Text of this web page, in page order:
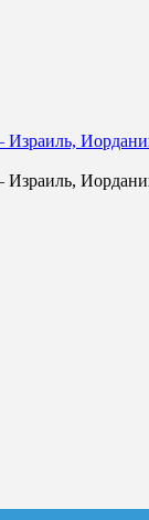
Израиль,
Израиль,